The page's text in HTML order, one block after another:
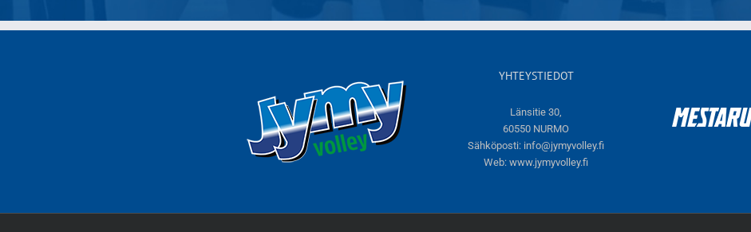
YHTEYSTIEDOT
Länsitie 30,
60550 NURMO
Sähköposti: info@jymyvolley.fi
Web:www.jymyvolley.fi